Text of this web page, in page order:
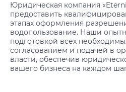
Юридическая компания
предоставить
этапах оформления
водопользование. Наши
подготовкой всех
согласованием и подачей в
власти, обеспечив
вашего бизнеса на каждом